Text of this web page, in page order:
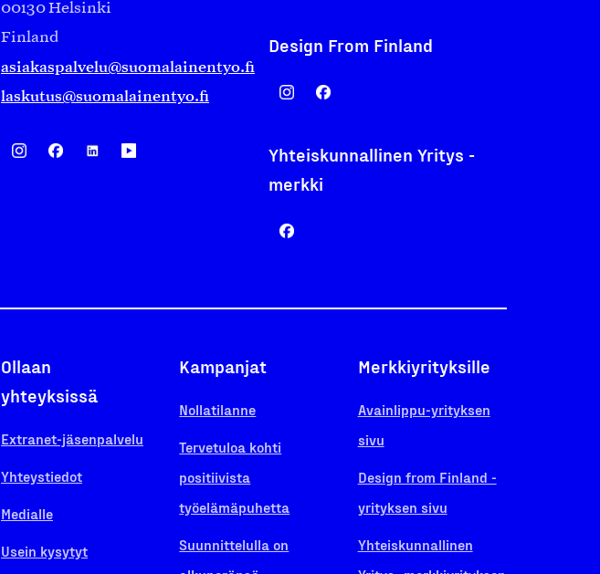
00130 Helsinki
Finland
asiakaspalvelu@suomalainentyo.fi
laskutus@suomalainentyo.fi
Design From Finland
Yhteiskunnallinen Yritys -
merkki
Ollaan
yhteyksissä
Extranet-jäsenpalvelu
Yhteystiedot
Medialle
Usein kysytyt
Kampanjat
Nollatilanne
Tervetuloa kohti
positiivista
työelämäpuhetta
Suunnittelulla on
Merkkiyrityksille
Avainlippu-yrityksen
sivu
Design from Finland -
yrityksen sivu
Yhteiskunnallinen